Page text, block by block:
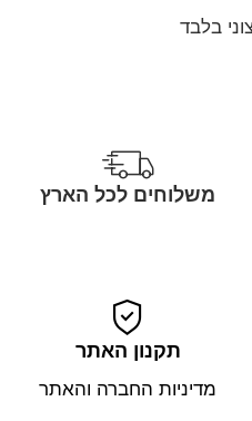
משלוחים לכל הארץ
תקנון האתר
מדיניות החברה והאתר